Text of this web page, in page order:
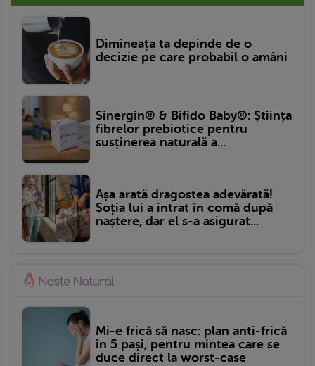
Dimineața ta depinde de o
decizie pe care probabil o amâni
Sinergin® & Bifido Baby®: Știința
fibrelor prebiotice pentru
susținerea naturală a...
Așa arată dragostea adevărată!
Soția lui a intrat în comă după
naștere, dar el s-a asigurat...
Mi-e frică să nasc: plan anti-frică
în 5 pași, pentru mintea care se
duce direct la worst-case